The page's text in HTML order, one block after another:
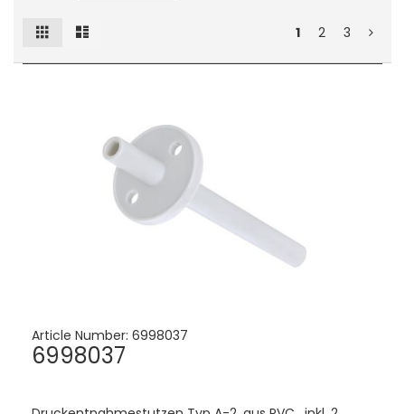
1 2 3
Afficher
en
Grille
Article Number: 6998037
6998037